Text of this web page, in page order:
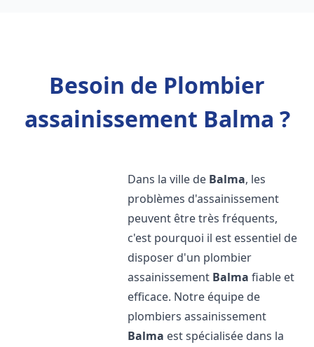
Besoin de Plombier
assainissement Balma ?
Dans la ville de Balma, les
problèmes d'assainissement
peuvent être très fréquents,
c'est pourquoi il est essentiel de
disposer d'un plombier
assainissement Balma fiable et
efficace. Notre équipe de
plombiers assainissement
Balma est spécialisée dans la